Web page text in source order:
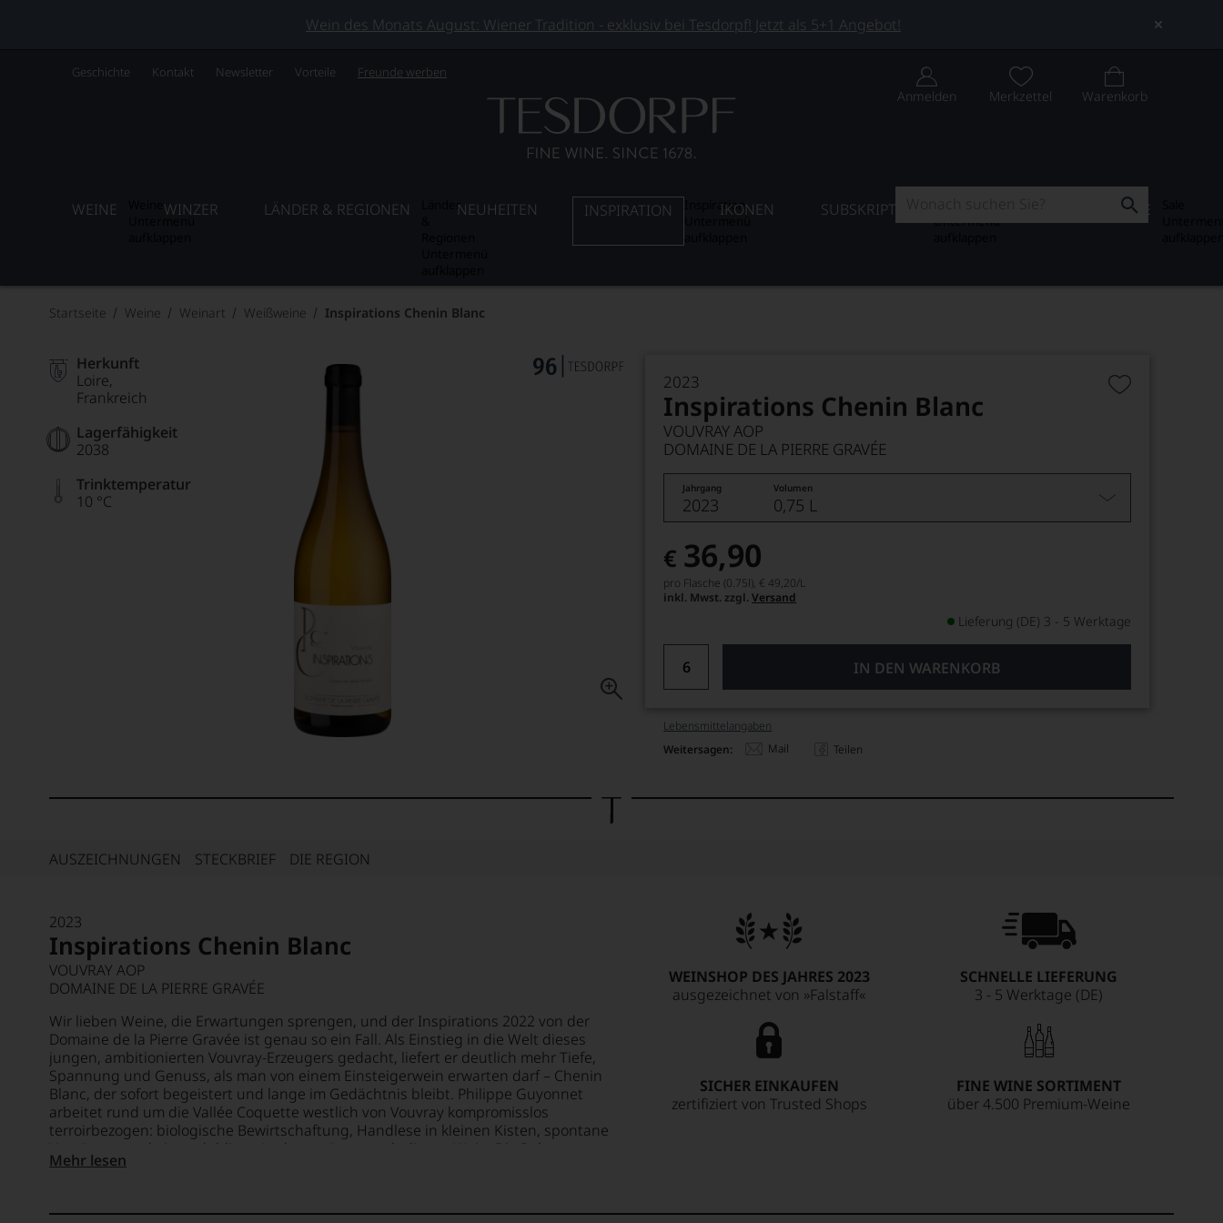
Wein des Monats August: Wiener Tradition - exklusiv bei Tesdorpf! Jetzt als 5+1 Angebot!
Geschichte Kontakt Newsletter Vorteile Freunde werben
Anmelden Merkzettel Warenkorb
WEINE WINZER LÄNDER & REGIONEN
LänderNEUHEITEN INSPIRATION
InspirationIKONEN SUBSKRIPTION
Untermenü
SALE
Startseite Weine Weinart Weißweine Inspirations Chenin Blanc
Herkunft
Loire
Frankreich
Lagerfähigkeit
2038
Trinktemperatur
10 °C
2023
Inspirations Chenin Blanc
VOUVRAY AOP
DOMAINE DE LA PIERRE GRAVÉE
Jahrgang Volumen
2023 0,75 L
€ 36,90
pro Flasche (0.75l), € 49,20/L
inkl. Mwst. zzgl.Versand
Lieferung (DE) 3 - 5 Werktage
IN DEN WARENKORB
Lebensmittel­angaben
Weitersagen:
Mail Teilen
AUSZEICHNUNGEN STECKBRIEF DIE REGION
2023
Inspirations Chenin Blanc
VOUVRAY AOP
DOMAINE DE LA PIERRE GRAVÉE
Wir lieben Weine, die Erwartungen sprengen, und der Inspirations 2022 von der
Domaine de la Pierre Gravée ist genau so ein Fall. Als Einstieg in die Welt dieses
jungen, ambitionierten Vouvray-Erzeugers gedacht, liefert er deutlich mehr Tiefe,
Spannung und Genuss, als man von einem Einsteigerwein erwarten darf – Chenin
Blanc, der sofort begeistert und lange im Gedächtnis bleibt. Philippe Guyonnet
arbeitet rund um die Vallée Coquette westlich von Vouvray kompromisslos
terroirbezogen: biologische Bewirtschaftung, Handlese in kleinen Kisten, spontane
Vergärung und ein geduldiger Ausbau prägen auch diesen Wein. Die Reben
wurzeln in kalk- und tuffeauhaltigen Böden mit eisen- und feuersteinhaltigen
Mehr lesen
WEINSHOP DES JAHRES 2023
ausgezeichnet von »Falstaff«
SCHNELLE LIEFERUNG
3 - 5 Werktage (DE)
SICHER EINKAUFEN
zertifiziert von Trusted Shops
FINE WINE SORTIMENT
über 4.500 Premium-Weine